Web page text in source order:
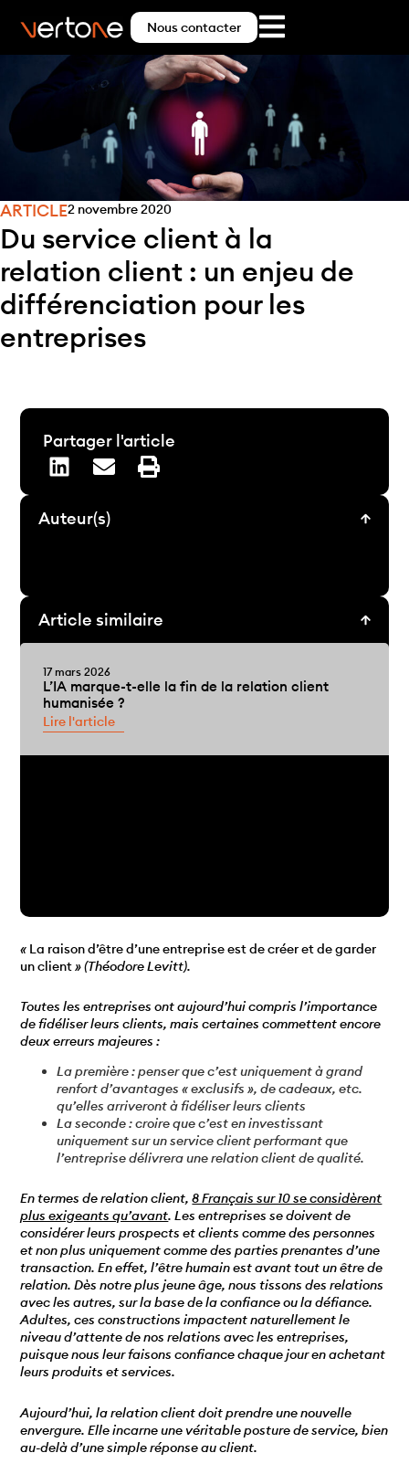
Nous contacter
ARTICLE2 novembre 2020
Du service client à la
relation client : un enjeu de
différenciation pour les
entreprises
« La raison d’être d’une entreprise est de créer et de garder
un client» (Théodore Levitt).
Toutes les entreprises ont aujourd’hui compris l’importance
de fidéliser leurs clients, mais certaines commettent encore
deux erreurs majeures :
La première : penser que c’est uniquement à grand
renfort d’avantages « exclusifs », de cadeaux, etc.
qu’elles arriveront à fidéliser leurs clients
La seconde : croire que c’est en investissant
uniquement sur un service client performant que
l’entreprise délivrera une relation client de qualité.
En termes de relation client,8 Français sur 10 se considèrent
plus exigeants qu’avant. Les entreprises se doivent de
considérer leurs prospects et clients comme des personnes
et non plus uniquement comme des parties prenantes d’une
transaction. En effet, l’être humain est avant tout un être de
relation. Dès notre plus jeune âge, nous tissons des relations
avec les autres, sur la base de la confiance ou la défiance.
Adultes, ces constructions impactent naturellement le
niveau d’attente de nos relations avec les entreprises,
puisque nous leur faisons confiance chaque jour en achetant
leurs produits et services.
Aujourd’hui, la relation client doit prendre une nouvelle
envergure. Elle incarne une véritable posture de service, bien
au-delà d’une simple réponse au client.
Partager l'article
Auteur(s)
Article similaire
17 mars 2026
L’IA marque-t-elle la fin de la relation client
humanisée ?
Lire l'article